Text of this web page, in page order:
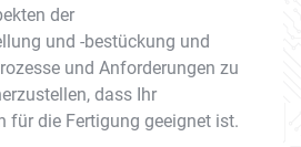
der
und -bestückung und
und Anforderungen zu
dass Ihr
für die Fertigung geeignet ist.